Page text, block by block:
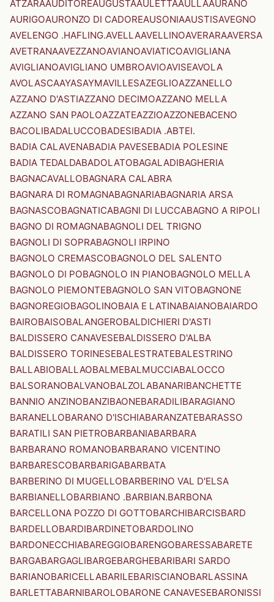
ATZARAAUDITOREAUGUSTAAULETTAAULLAAURANO
AURIGOAURONZO DI CADOREAUSONIAAUSTISAVEGNO
AVELENGO .HAFLING.AVELLAAVELLINOAVERARAAVERSA
AVETRANAAVEZZANOAVIANOAVIATICOAVIGLIANA
AVIGLIANOAVIGLIANO UMBROAVIOAVISEAVOLA
AVOLASCAAYASAYMAVILLESAZEGLIOAZZANELLO
AZZANO D'ASTIAZZANO DECIMOAZZANO MELLA
AZZANO SAN PAOLOAZZATEAZZIOAZZONEBACENO
BACOLIBADALUCCOBADESIBADIA .ABTEI.
BADIA CALAVENABADIA PAVESEBADIA POLESINE
BADIA TEDALDABADOLATOBAGALADIBAGHERIA
BAGNACAVALLOBAGNARA CALABRA
BAGNARA DI ROMAGNABAGNARIABAGNARIA ARSA
BAGNASCOBAGNATICABAGNI DI LUCCABAGNO A RIPOLI
BAGNO DI ROMAGNABAGNOLI DEL TRIGNO
BAGNOLI DI SOPRABAGNOLI IRPINO
BAGNOLO CREMASCOBAGNOLO DEL SALENTO
BAGNOLO DI POBAGNOLO IN PIANOBAGNOLO MELLA
BAGNOLO PIEMONTEBAGNOLO SAN VITOBAGNONE
BAGNOREGIOBAGOLINOBAIA E LATINABAIANOBAIARDO
BAIROBAISOBALANGEROBALDICHIERI D'ASTI
BALDISSERO CANAVESEBALDISSERO D'ALBA
BALDISSERO TORINESEBALESTRATEBALESTRINO
BALLABIOBALLAOBALMEBALMUCCIABALOCCO
BALSORANOBALVANOBALZOLABANARIBANCHETTE
BANNIO ANZINOBANZIBAONEBARADILIBARAGIANO
BARANELLOBARANO D'ISCHIABARANZATEBARASSO
BARATILI SAN PIETROBARBANIABARBARA
BARBARANO ROMANOBARBARANO VICENTINO
BARBARESCOBARBARIGABARBATA
BARBERINO DI MUGELLOBARBERINO VAL D'ELSA
BARBIANELLOBARBIANO .BARBIAN.BARBONA
BARCELLONA POZZO DI GOTTOBARCHIBARCISBARD
BARDELLOBARDIBARDINETOBARDOLINO
BARDONECCHIABAREGGIOBARENGOBARESSABARETE
BARGABARGAGLIBARGEBARGHEBARIBARI SARDO
BARIANOBARICELLABARILEBARISCIANOBARLASSINA
BARLETTABARNIBAROLOBARONE CANAVESEBARONISSI